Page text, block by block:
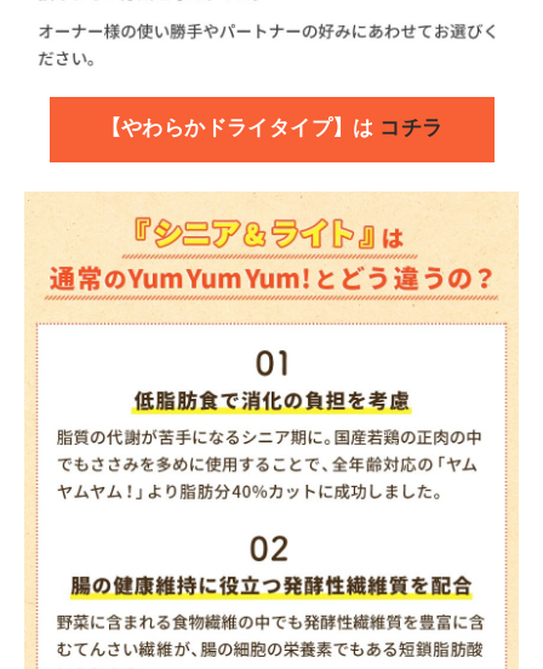
【やわらかドライタイプ】は コチラ